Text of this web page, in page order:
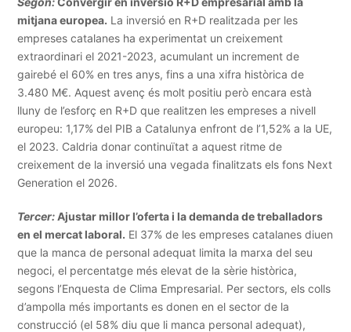
mitjana europea. La inversió en R+D realitzada per les
empreses catalanes ha experimentat un creixement
extraordinari el 2021-2023, acumulant un increment de
gairebé el 60% en tres anys, fins a una xifra històrica de
3.480 M€. Aquest avenç és molt positiu però encara està
lluny de l’esforç en R+D que realitzen les empreses a nivell
europeu: 1,17% del PIB a Catalunya enfront de l’1,52% a la UE,
el 2023. Caldria donar continuïtat a aquest ritme de
creixement de la inversió una vegada finalitzats els fons Next
Generation el 2026.
Tercer:Ajustar millor l’oferta i la demanda de treballadors
en el mercat laboral. El 37% de les empreses catalanes diuen
que la manca de personal adequat limita la marxa del seu
negoci, el percentatge més elevat de la sèrie històrica,
segons l’Enquesta de Clima Empresarial. Per sectors, els colls
d’ampolla més importants es donen en el sector de la
construcció (el 58% diu que li manca personal adequat),